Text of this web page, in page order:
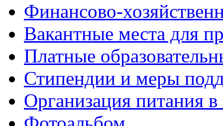
Финансово-
Вакантные места для
Платные
Стипендии и меры
Организация питания в